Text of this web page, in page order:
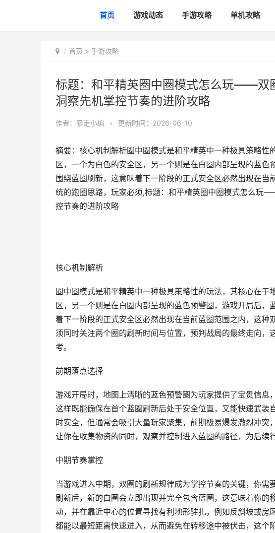
首页 游戏动态 手游攻略 单机攻略
首页 > 手游攻略
标题：和平精英圈中圈模式怎么玩——双
洞察先机掌控节奏的进阶攻略
作者： 暴走小编 • 更新时间：2026-06-10
摘要：核心机制解析圈中圈模式是和平精英中一种极具策略
区，一个为白色的安全区，另一个则是在白圈内部呈现的蓝
围绕蓝圈刷新，这意味着下一阶段的正式安全区必然出现在
统的跑圈思路，玩家必须,标题：和平精英圈中圈模式怎么玩
控节奏的进阶攻略
核心机制解析
圈中圈模式是和平精英中一种极具策略性的玩法，其核心在
区，另一个则是在白圈内部呈现的蓝色预警圈，游戏开局后
着下一阶段的正式安全区必然出现在当前蓝圈范围之内，这
须同时关注两个圈的刷新时间与位置，预判战局的最终走向
考。
前期落点选择
游戏开局时，地图上清晰的蓝色预警圈为玩家提供了宝贵信息
这样既能确保在首个蓝圈刷新后处于安全位置，又能快速武
时安全，但通常会吸引大量玩家聚集，前期极易爆发激烈冲
让你在收集物资的同时，观察并控制进入蓝圈的路径，为后续
中期节奏掌控
当游戏进入中期，双圈的刷新规律成为掌控节奏的关键，你
刷新后，新的白圈会立即出现并完全包含蓝圈，这意味着你
动，并在靠近中心的位置寻找有利地形驻扎，例如反斜坡或
都能以最短距离快速进入，从而避免在转移途中被伏击，这